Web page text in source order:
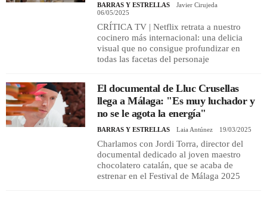
BARRAS Y ESTRELLAS
Javier Cirujeda
06/05/2025
CRÍTICA TV | Netflix retrata a nuestro
cocinero más internacional: una delicia
visual que no consigue profundizar en
todas las facetas del personaje
El documental de Lluc Crusellas
llega a Málaga: "Es muy luchador y
no se le agota la energía"
BARRAS Y ESTRELLAS Laia Antúnez 19/03/2025
Charlamos con Jordi Torra, director del
documental dedicado al joven maestro
chocolatero catalán, que se acaba de
estrenar en el Festival de Málaga 2025